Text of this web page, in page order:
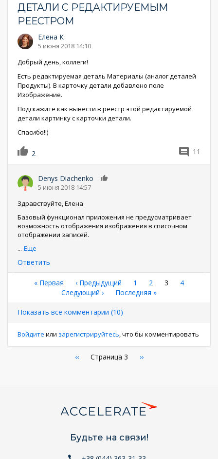
ДЕТАЛИ С РЕДАКТИРУЕМЫМ
РЕЕСТРОМ
Елена К
5 июня 2018 14:10
Добрый день, коллеги!
Есть редактируемая деталь Материалы (аналог деталей
Продукты). В карточку детали добавлено поле
Изображение.
Подскажите как вывести в реестр этой редактируемой
детали картинку с карточки детали.
Спасибо!!)
2 11
Denys Diachenko
5 июня 2018 14:57
Здравствуйте, Елена
Базовый функционал приложения не предусматривает
возможность отображения изображения в списочном
отображении записей.
... Еще
Ответить
Нумерация
страниц
Первая
страница
« Первая ←
‹ Предыдущий Страница
1 Страница
2
Текущая
3 Страница
4
Следующая
Следующий ›
Последняя
Последняя »
Показать все комментарии (10)
Войдите или зарегистрируйтесь , что бы комментировать
Нумерация
←
‹‹ Страница 3
Следующая
››
Будьте на связи!